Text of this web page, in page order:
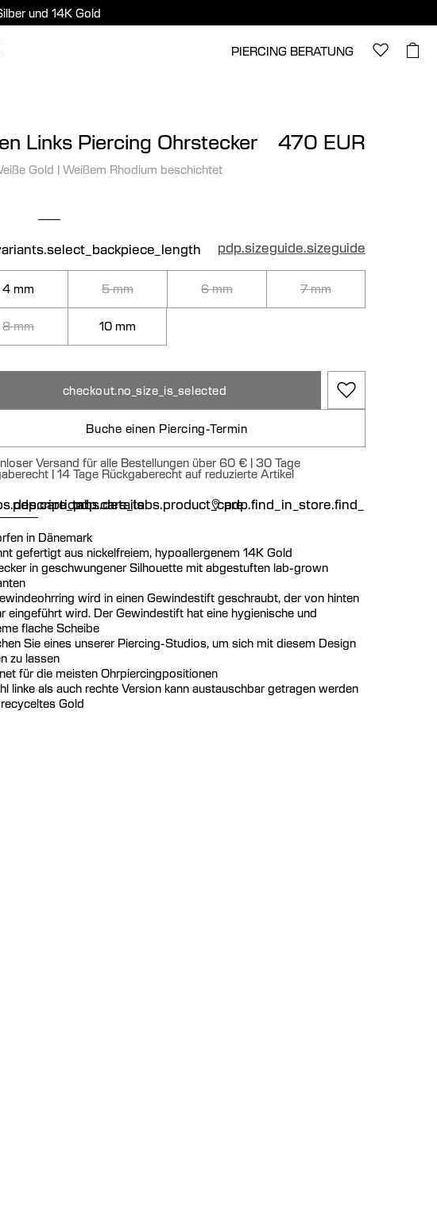
und 14K Gold
PIERCING BERATUNG
Links Piercing Ohrstecker 470 EUR
Gold | Weißem Rhodium beschichtet
pdp.sizeguide.sizeguide
4 mm 5 mm 6 mm 7 mm
8 mm 10 mm
checkout.no_size_is_selected
Buche einen Piercing-Termin
Versand für alle Bestellungen über 60 € | 30 Tage
| 14 Tage Rückgaberecht auf reduzierte Artikel
pdp.care_tabs.details
pdp.care_tabs.product_carepdp.find_in_store.find_in_store
in Dänemark
gefertigt aus nickelfreiem, hypoallergenem 14K Gold
in geschwungener Silhouette mit abgestuften lab-grown
wird in einen Gewindestift geschraubt, der von hinten
eingeführt wird. Der Gewindestift hat eine hygienische und
flache Scheibe
Sie eines unserer Piercing-Studios, um sich mit diesem Design
zu lassen
für die meisten Ohrpiercingpositionen
linke als auch rechte Version kann austauschbar getragen werden
Gold